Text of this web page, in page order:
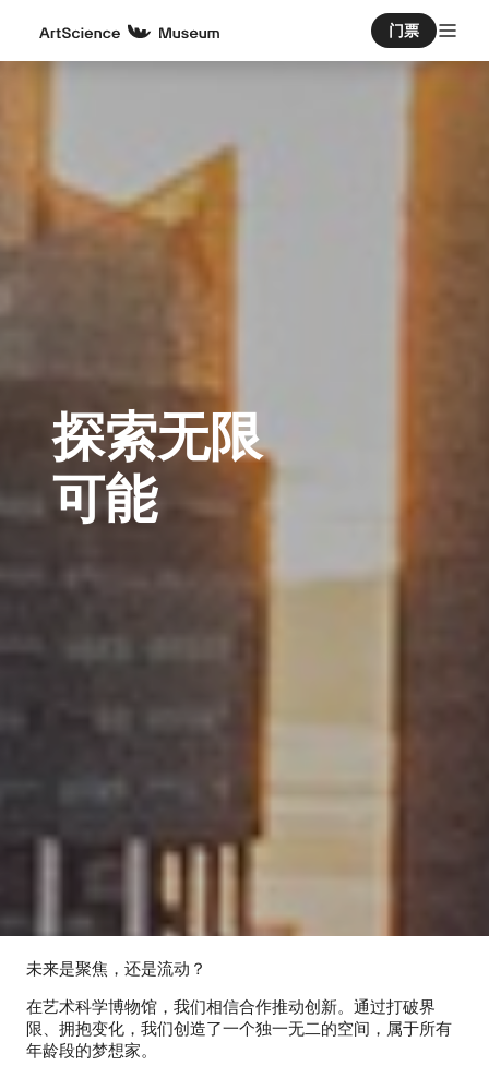
门票
探索无限
可能
未来是聚焦，还是流动？
在艺术科学博物馆，我们相信合作推动创新。通过打破界
限、拥抱变化，我们创造了一个独一无二的空间，属于所有
年龄段的梦想家。